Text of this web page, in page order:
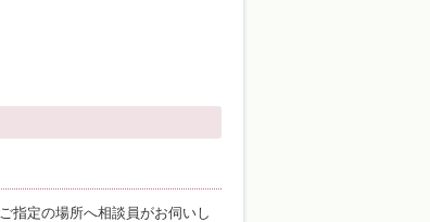
指定の場所へ相談員がお伺いし